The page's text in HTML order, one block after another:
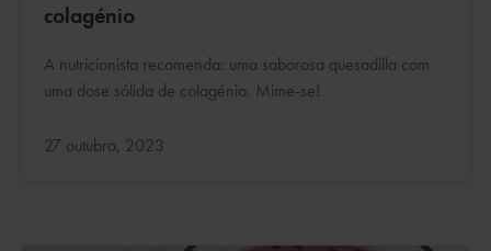
colagénio
A nutricionista recomenda: uma saborosa quesadilla com
uma dose sólida de colagénio. Mime-se!
Atualizado:
27 outubro, 2023